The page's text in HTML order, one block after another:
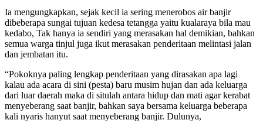
Ia mengungkapkan, sejak kecil ia sering menerobos air banjir
dibeberapa sungai tujuan kedesa tetangga yaitu kualaraya bila mau
kedabo, Tak hanya ia sendiri yang merasakan hal demikian, bahkan
semua warga tinjul juga ikut merasakan penderitaan melintasi jalan
dan jembatan itu.
“Pokoknya paling lengkap penderitaan yang dirasakan apa lagi
kalau ada acara di sini (pesta) baru musim hujan dan ada keluarga
dari luar daerah maka di situlah antara hidup dan mati agar kerabat
menyeberang saat banjir, bahkan saya bersama keluarga beberapa
kali nyaris hanyut saat menyeberang banjir. Dulunya,